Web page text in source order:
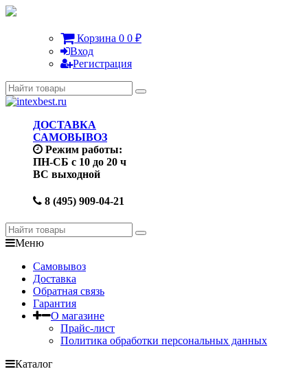
Корзина 0 0 ₽
Вход
Регистрация
ДОСТАВКА
САМОВЫВОЗ
Режим работы:
ПН-СБ с 10 до 20 ч
ВС выходной
8 (495) 909-04-21
Меню
Самовывоз
Доставка
Обратная связь
Гарантия
О магазине
Прайс-лист
Политика обработки персональных данных
Каталог